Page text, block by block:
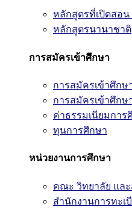
หลักสูตรที่เปิดสอน
หลักสูตรนานาชาติ
การสมัครเข้าศึกษา
การสมัครเข้าศึก
การสมัครเข้าศึก
ค่าธรรมเนียมการ
ทุนการศึกษา
หน่วยงานการศึกษา
คณะ วิทยาลัย แล
สำนักงานการทะเ